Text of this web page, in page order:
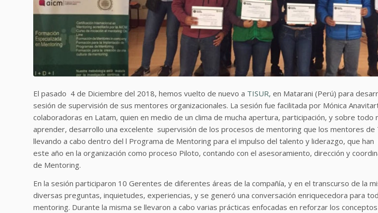
El pasado 4 de Diciembre del 2018, hemos vuelto de nuevo a TISUR, en Matarani (Perú) para
sesión de supervisión de sus mentores organizacionales. La sesión fue facilitada por Mónica
colaboradoras en Latam, quien en medio de un clima de mucha apertura, participación, y sobre todo
aprender, desarrollo una excelente supervisión de los procesos de mentoring que los mentores de
llevando a cabo dentro del l Programa de Mentoring para el impulso del talento y liderazgo, que
este año en la organización como proceso Piloto, contando con el asesoramiento, dirección y
de Mentoring.
En la sesión participaron 10 Gerentes de diferentes áreas de la compañía, y en el transcurso de la
diversas preguntas, inquietudes, experiencias, y se generó una conversación enriquecedora para
mentoring. Durante la misma se llevaron a cabo varias prácticas enfocadas en reforzar los